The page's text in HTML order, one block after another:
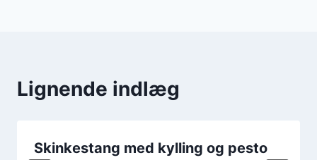
Lignende indlæg
Skinkestang med kylling og pesto